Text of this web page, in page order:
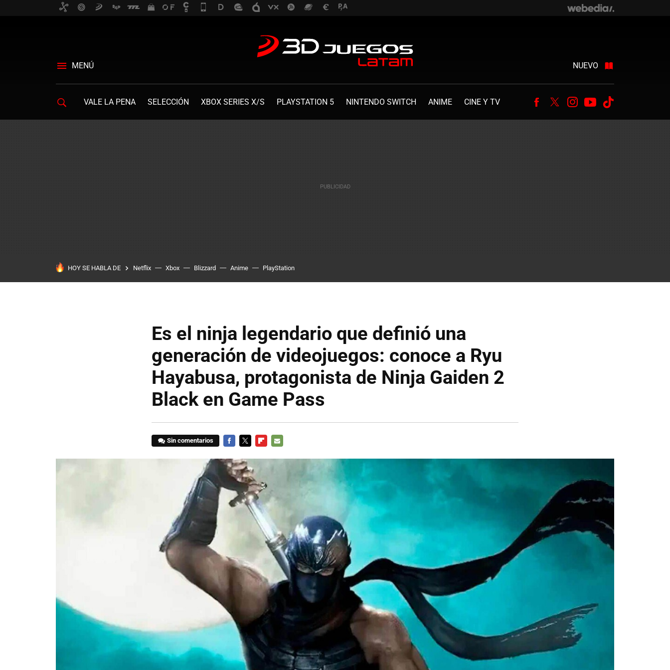
MENÚ NUEVO
VALE LA PENA SELECCIÓN XBOX SERIES X/S PLAYSTATION 5 NINTENDO SWITCH ANIME CINE Y TV Facebook
TwitterInstagram
Youtube
HOY SE HABLA DE Netflix Xbox Blizzard Anime PlayStation
Es el ninja legendario que definió una
generación de videojuegos: conoce a Ryu
Hayabusa, protagonista de Ninja Gaiden 2
Black en Game Pass
Sin comentarios